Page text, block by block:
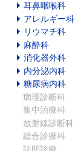
耳鼻咽喉科
アレルギー科
リウマチ科
麻酔科
消化器外科
内分泌内科
糖尿病内科
病理診断科
集中治療科
放射線診断科
総合診療科
訪問診療